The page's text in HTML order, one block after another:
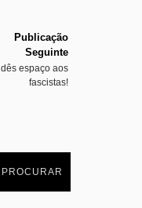
Publicação
Seguinte
dês espaço aos
fascistas!